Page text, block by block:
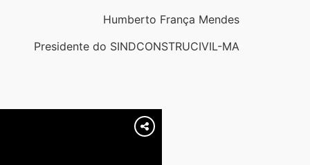
Humberto França Mendes
Presidente do SINDCONSTRUCIVIL-MA